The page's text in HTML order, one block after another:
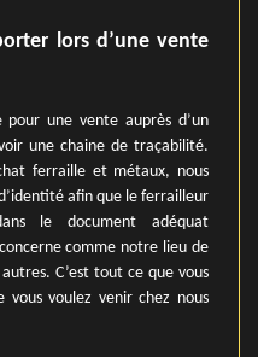
lors d’une vente
une vente auprès d’un
une chaine de traçabilité.
ferraille et métaux, nous
afin que le ferrailleur
le document adéquat
comme notre lieu de
C’est tout ce que vous
vous voulez venir chez nous